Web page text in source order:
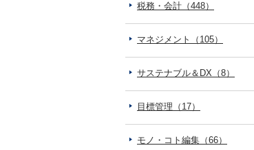
税務・会計（448）
マネジメント（105）
サステナブル＆DX（8）
目標管理（17）
モノ・コト編集（66）